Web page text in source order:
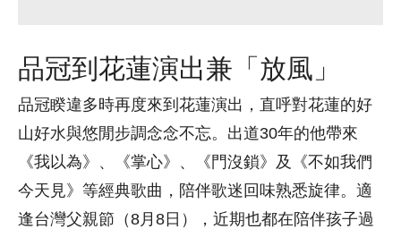
品冠到花蓮演出兼「放風」
品冠睽違多時再度來到花蓮演出，直呼對花蓮的好
山好水與悠閒步調念念不忘。出道30年的他帶來
《我以為》、《掌心》、《門沒鎖》及《不如我們
今天見》等經典歌曲，陪伴歌迷回味熟悉旋律。適
逢台灣父親節（8月8日），近期也都在陪伴孩子過